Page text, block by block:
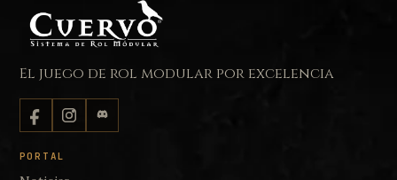
El juego de rol modular por excelencia
PORTAL